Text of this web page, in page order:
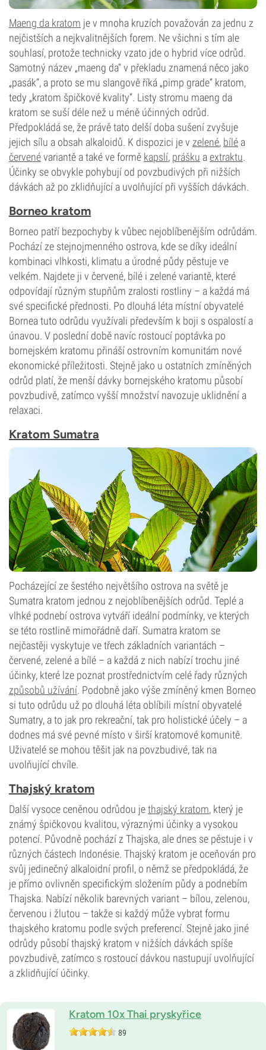
Maeng da kratom je v mnoha kruzích považován za jednu z
nejčistších a nejkvalitnějších forem. Ne všichni s tím ale
souhlasí, protože technicky vzato jde o hybrid více odrůd.
Samotný název „maeng da“ v překladu znamená něco jako
„pasák“, a proto se mu slangově říká „pimp grade“ kratom,
tedy „kratom špičkové kvality“. Listy stromu maeng da
kratom se suší déle než u méně účinných odrůd.
Předpokládá se, že právě tato delší doba sušení zvyšuje
jejich sílu a obsah alkaloidů. K dispozici je v zelené, bílé a
červenévariantě a také ve formě kapslí, prášku aextraktu.
Účinky se obvykle pohybují od povzbudivých při nižších
dávkách až po zklidňující a uvolňující při vyšších dávkách.
Borneo kratom
Borneo patří bezpochyby k vůbec nejoblíbenějším odrůdám.
Pochází ze stejnojmenného ostrova, kde se díky ideální
kombinaci vlhkosti, klimatu a úrodné půdy pěstuje ve
velkém. Najdete ji v červené, bílé i zelené variantě, které
odpovídají různým stupňům zralosti rostliny – a každá má
své specifické přednosti. Po dlouhá léta místní obyvatelé
Bornea tuto odrůdu využívali především k boji s ospalostí a
únavou. V poslední době navíc rostoucí poptávka po
bornejském kratomu přináší ostrovním komunitám nové
ekonomické příležitosti. Stejně jako u ostatních zmíněných
odrůd platí, že menší dávky bornejského kratomu působí
povzbudivě, zatímco vyšší množství navozuje uklidnění a
relaxaci.
Kratom Sumatra
Pocházející ze šestého největšího ostrova na světě je
Sumatra kratom jednou z nejoblíbenějších odrůd. Teplé a
vlhké podnebí ostrova vytváří ideální podmínky, ve kterých
se této rostlině mimořádně daří. Sumatra kratom se
nejčastěji vyskytuje ve třech základních variantách –
červené, zelené a bílé – a každá z nich nabízí trochu jiné
účinky, které lze poznat prostřednictvím celé řady různých
způsobů užívání. Podobně jako výše zmíněný kmen Borneo
si tuto odrůdu už po dlouhá léta oblíbili místní obyvatelé
Sumatry, a to jak pro rekreační, tak pro holistické účely – a
dodnes má své pevné místo v širší kratomové komunitě.
Uživatelé se mohou těšit jak na povzbudivé, tak na
uvolňující chvíle.
Thajský kratom
Další vysoce ceněnou odrůdou jethajský kratom, který je
známý špičkovou kvalitou, výraznými účinky a vysokou
potencí. Původně pochází z Thajska, ale dnes se pěstuje i v
různých částech Indonésie. Thajský kratom je oceňován pro
svůj jedinečný alkaloidní profil, o němž se předpokládá, že
je přímo ovlivněn specifickým složením půdy a podnebím
Thajska. Nabízí několik barevných variant – bílou, zelenou,
červenou i žlutou – takže si každý může vybrat formu
thajského kratomu podle svých preferencí. Stejně jako jiné
odrůdy působí thajský kratom v nižších dávkách spíše
povzbudivě, zatímco s rostoucí dávkou nastupují uvolňující
a zklidňující účinky.
Kratom 10x Thai pryskyřice
89